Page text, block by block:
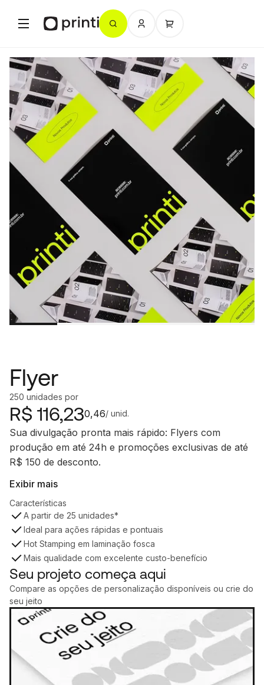
Flyer
250 unidades por
R$ 116,23 / unid.
0,46
Sua divulgação pronta mais rápido: Flyers com
produção em até 24h e promoções exclusivas de até
R$ 150 de desconto.
Exibir mais
Características
A partir de 25 unidades*
Ideal para ações rápidas e pontuais
Hot Stamping em laminação fosca
Mais qualidade com excelente custo-benefício
Seu projeto começa aqui
Compare as opções de personalização disponíveis ou crie do
seu jeito